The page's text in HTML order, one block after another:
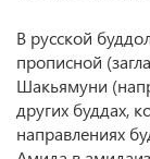
В русской
прописной
Шакьямуни
других буддах,
направлениях